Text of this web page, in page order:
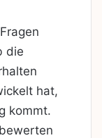
die
hat,
kommt.